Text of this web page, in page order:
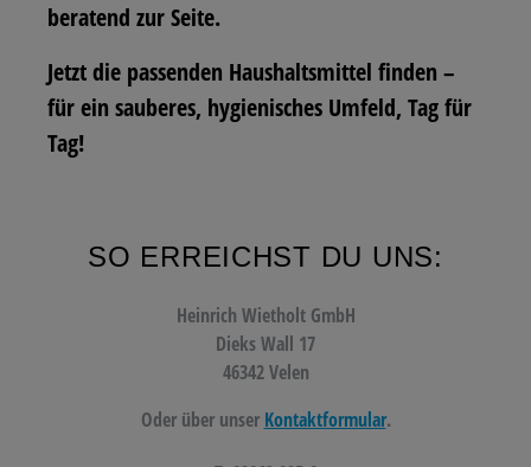
beratend zur Seite.
Jetzt die passenden Haushaltsmittel finden –
für ein sauberes, hygienisches Umfeld, Tag für
Tag!
SO ERREICHST DU UNS:
Heinrich Wietholt GmbH
Dieks Wall 17
46342 Velen
Oder über unser Kontaktformular.